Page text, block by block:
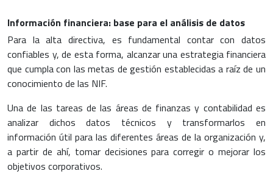
Información financiera: base para el análisis de datos
Para la alta directiva, es fundamental contar con datos
confiables y, de esta forma, alcanzar una estrategia financiera
que cumpla con las metas de gestión establecidas a raíz de un
conocimiento de las NIF.
Una de las tareas de las áreas de finanzas y contabilidad es
analizar dichos datos técnicos y transformarlos en
información útil para las diferentes áreas de la organización y,
a partir de ahí, tomar decisiones para corregir o mejorar los
objetivos corporativos.